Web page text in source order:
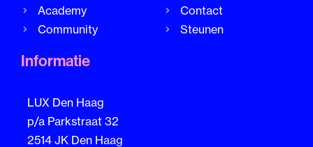
Academy
Community
Contact
Steunen
Informatie
LUX Den Haag
p/a Parkstraat 32
2514 JK Den Haag